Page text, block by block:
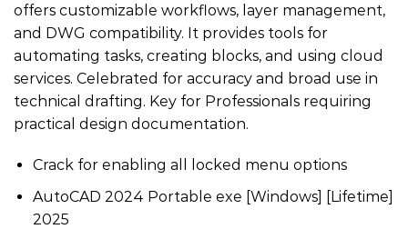
offers customizable workflows, layer management,
and DWG compatibility. It provides tools for
automating tasks, creating blocks, and using cloud
services. Celebrated for accuracy and broad use in
technical drafting. Key for Professionals requiring
practical design documentation.
Crack for enabling all locked menu options
AutoCAD 2024 Portable exe [Windows] [Lifetime]
2025